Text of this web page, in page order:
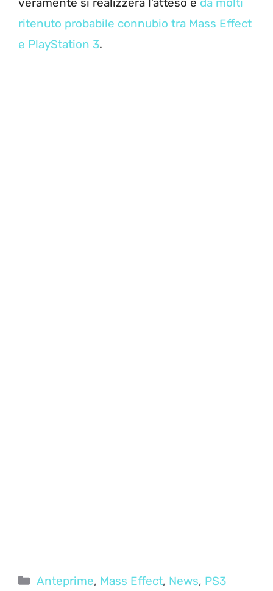
ritenuto probabile connubio tra Mass Effect
e PlayStation 3.
Categorie
Anteprime, Mass Effect, News, PS3